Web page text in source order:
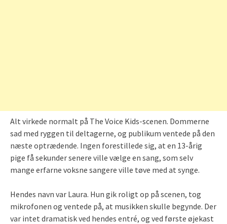
Alt virkede normalt på The Voice Kids-scenen. Dommerne
sad med ryggen til deltagerne, og publikum ventede på den
næste optrædende. Ingen forestillede sig, at en 13-årig
pige få sekunder senere ville vælge en sang, som selv
mange erfarne voksne sangere ville tøve med at synge.
Hendes navn var Laura. Hun gik roligt op på scenen, tog
mikrofonen og ventede på, at musikken skulle begynde. Der
var intet dramatisk ved hendes entré, og ved første øjekast